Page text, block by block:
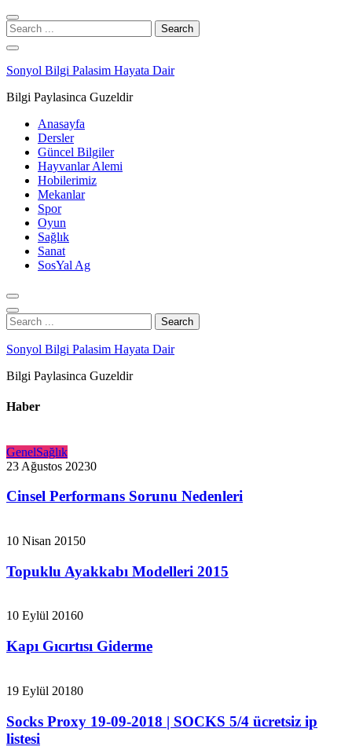
Skip
to
navigation
Skip
to
content
Search
for:
Sonyol Bilgi Palasim Hayata Dair
Bilgi Paylasinca Guzeldir
Anasayfa
Dersler
Güncel Bilgiler
Hayvanlar Alemi
Hobilerimiz
Mekanlar
Spor
Oyun
Sağlık
Sanat
SosYal Ag
Search
for:
Sonyol Bilgi Palasim Hayata Dair
Bilgi Paylasinca Guzeldir
Haber
GenelSağlık
23 Ağustos 20230
Cinsel Performans Sorunu Nedenleri
10 Nisan 20150
Topuklu Ayakkabı Modelleri 2015
10 Eylül 20160
Kapı Gıcırtısı Giderme
19 Eylül 20180
Socks Proxy 19-09-2018 | SOCKS 5/4 ücretsiz ip
listesi